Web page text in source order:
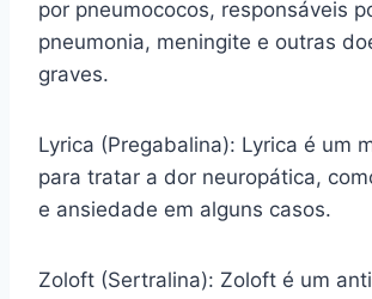
por pneumococos, responsáveis
pneumonia, meningite e outras
graves.
Lyrica (Pregabalina): Lyrica é um
para tratar a dor neuropática,
e ansiedade em alguns casos.
Zoloft (Sertralina): Zoloft é um